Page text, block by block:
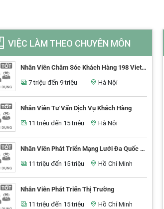
VIỆC LÀM THEO CHUYÊN MÔN
Nhân Viên Chăm Sóc Khách Hàng 198 Viettel (G3H)
7 triệu đến 9 triệu
Hà Nội
Nhân Viên Tư Vấn Dịch Vụ Khách Hàng
11 triệu đến 15 triệu
Hà Nội
Nhân Viên Phát Triển Mạng Lưới Đa Quốc Gia
11 triệu đến 15 triệu
Hồ Chí Minh
Nhân Viên Phát Triển Thị Trường
11 triệu đến 15 triệu
Hồ Chí Minh